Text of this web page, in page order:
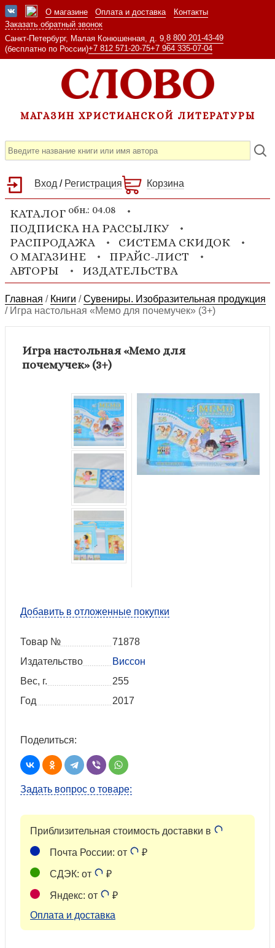
О магазине Оплата и доставка
Контакты
Заказать обратный звонок
Санкт-Петербург, Малая Конюшенная, д. 9, 8 800 201-43-49
(бесплатно по России)+7 812 571-20-75+7 964 335-07-04
МАГАЗИН ХРИСТИАНСКОЙ ЛИТЕРАТУРЫ
Вход / Регистрация Корзина
КАТАЛОГ обн.: 04.08
ПОДПИСКА НА РАССЫЛКУ
РАСПРОДАЖА
СИСТЕМА СКИДОК
О МАГАЗИНЕ
ПРАЙС-ЛИСТ
АВТОРЫ
ИЗДАТЕЛЬСТВА
Главная / Книги /Сувениры. Изобразительная продукция
/ Игра настольная «Мемо для почемучек» (3+)
Игра настольная «Мемо для
почемучек» (3+)
Добавить в отложенные покупки
Товар №
71878
Издательство
Виссон
Вес, г.
255
Год
2017
Поделиться:
Задать вопрос о товаре:
Приблизительная стоимость доставки в
Почта России: от ₽
СДЭК: от ₽
Яндекс: от
₽
Оплата и доставка